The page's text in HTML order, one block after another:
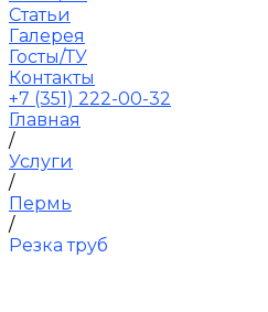
Статьи
Галерея
Госты/ТУ
Контакты
+7 (351) 222-00-32
Главная
/
Услуги
/
Пермь
/
Резка труб